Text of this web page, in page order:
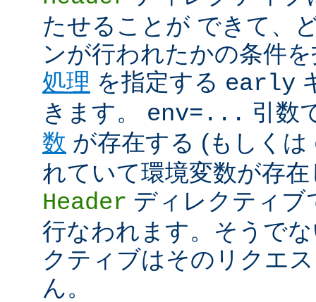
たせることが できて、
ンが行われたかの条件
処理 を指定する early
きます。 env=... 引数
数 が存在する (もしくは
れていて環境変数が存
Header ディレクティブ
行なわれます。そうで
クティブはそのリクエ
ん。